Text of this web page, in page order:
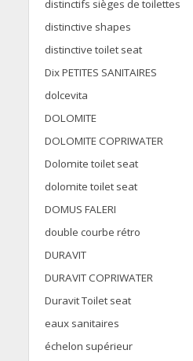
distinctifs sièges de toilettes
distinctive shapes
distinctive toilet seat
Dix PETITES SANITAIRES
dolcevita
DOLOMITE
DOLOMITE COPRIWATER
Dolomite toilet seat
dolomite toilet seat
DOMUS FALERI
double courbe rétro
DURAVIT
DURAVIT COPRIWATER
Duravit Toilet seat
eaux sanitaires
échelon supérieur